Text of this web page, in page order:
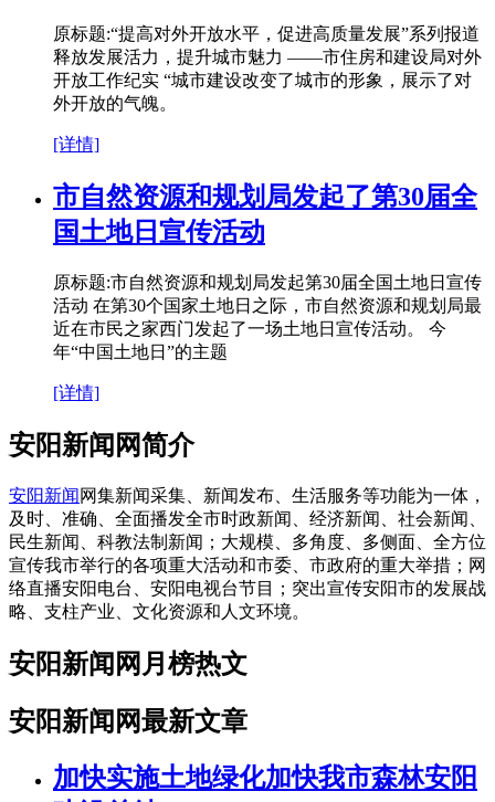
原标题:“提高对外开放水平，促进高质量发展”系列报道
释放发展活力，提升城市魅力 ——市住房和建设局对外
开放工作纪实 “城市建设改变了城市的形象，展示了对
外开放的气魄。
[详情]
市自然资源和规划局发起了第30届全
国土地日宣传活动
原标题:市自然资源和规划局发起第30届全国土地日宣传
活动 在第30个国家土地日之际，市自然资源和规划局最
近在市民之家西门发起了一场土地日宣传活动。 今
年“中国土地日”的主题
[详情]
安阳新闻网简介
安阳新闻 网集新闻采集、新闻发布、生活服务等功能为一体，
及时、准确、全面播发全市时政新闻、经济新闻、社会新闻、
民生新闻、科教法制新闻；大规模、多角度、多侧面、全方位
宣传我市举行的各项重大活动和市委、市政府的重大举措；网
络直播安阳电台、安阳电视台节目；突出宣传安阳市的发展战
略、支柱产业、文化资源和人文环境。
安阳新闻网月榜热文
安阳新闻网最新文章
加快实施土地绿化加快我市森林安阳